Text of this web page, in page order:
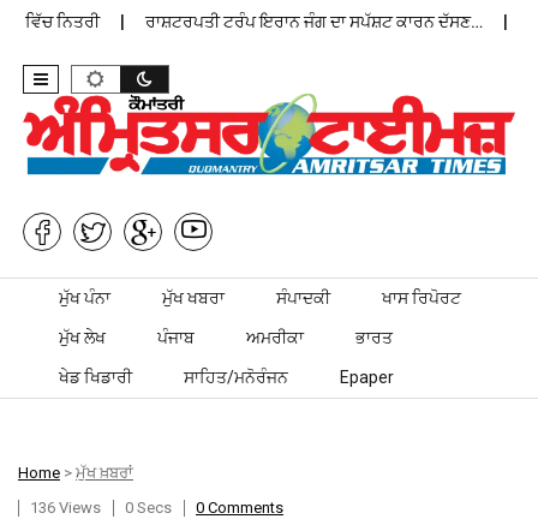
ਨਿਤਰੀ ਰਾਸ਼ਟਰਪਤੀ ਟਰੰਪ ਇਰਾਨ ਜੰਗ ਦਾ ਸਪੱਸ਼ਟ ਕਾਰਨ ਦੱਸਣ…
Skip to content
ਮੁੱਖ ਪੰਨਾ ਮੁੱਖ ਖਬਰਾ ਸੰਪਾਦਕੀ ਖਾਸ ਰਿਪੋਰਟ
ਮੁੱਖ ਲੇਖ ਪੰਜਾਬ ਅਮਰੀਕਾ ਭਾਰਤ
ਖੇਡ ਖਿਡਾਰੀ ਸਾਹਿਤ/ਮਨੋਰੰਜਨ Epaper
Home > ਮੁੱਖ ਖ਼ਬਰਾਂ
136 Views
0 Secs 0 Comments